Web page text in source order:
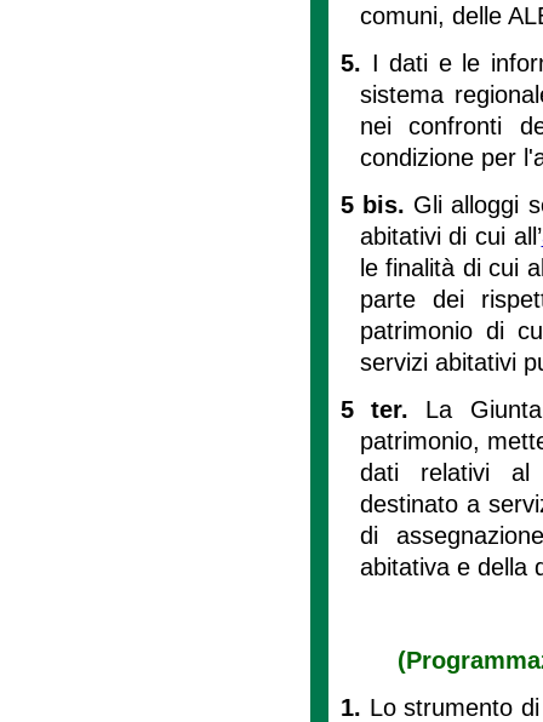
comuni, delle
5. I dati e le
sistema
nei confronti
condizione per
5 bis. Gli alloggi
abitativi di cui all’
le finalità di cui
parte dei
patrimonio di
servizi abitativi
5 ter. La
patrimonio,
dati relativi al
destinato a
di
abitativa e della
1. Lo strumento